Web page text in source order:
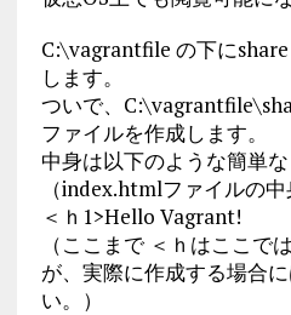
C:\vagrantfile の下に
します。
ついで、
ファイルを作成します。
中身は以下のような簡単
（index.htmlファイルの
＜ｈ1>Hello Vagrant!
（ここまで ＜ｈはここで
が、実際に作成する場合
い。）